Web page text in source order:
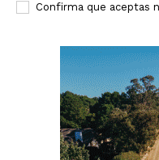
Confirma que aceptas